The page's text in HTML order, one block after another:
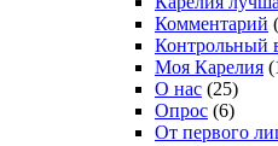
Комментарий
Контрольный
Моя Карелия
О нас (25)
Опрос (6)
От первого